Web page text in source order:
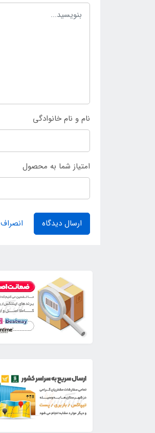
نام و نام خانوادگی
امتیاز شما به محصول
ارسال دیدگاه انصراف